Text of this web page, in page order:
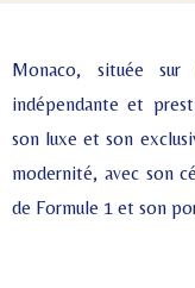
Monaco, située
indépendante et
son luxe et son
modernité, avec son
de Formule 1 et son